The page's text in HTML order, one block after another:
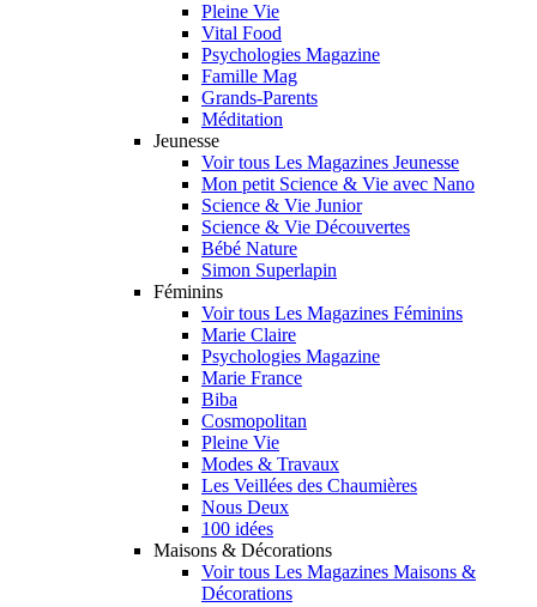
Pleine Vie
Vital Food
Psychologies Magazine
Famille Mag
Grands-Parents
Méditation
Jeunesse
Voir tous Les Magazines Jeunesse
Mon petit Science & Vie avec Nano
Science & Vie Junior
Science & Vie Découvertes
Bébé Nature
Simon Superlapin
Féminins
Voir tous Les Magazines Féminins
Marie Claire
Psychologies Magazine
Marie France
Biba
Cosmopolitan
Pleine Vie
Modes & Travaux
Les Veillées des Chaumières
Nous Deux
100 idées
Maisons & Décorations
Voir tous Les Magazines Maisons &
Décorations